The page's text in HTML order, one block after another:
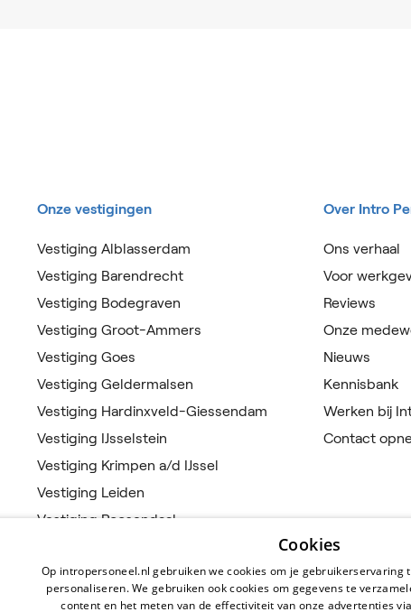
Onze vestigingen
Vestiging Alblasserdam
Vestiging Barendrecht
Vestiging Bodegraven
Vestiging Groot-Ammers
Vestiging Goes
Vestiging Geldermalsen
Vestiging Hardinxveld-Giessendam
Vestiging IJsselstein
Vestiging Krimpen a/d IJssel
Vestiging Leiden
Vestiging Roosendaal
Vestiging Sfântu Gheorghe, Roemenië
Over Intro
Ons verhaal
Voor
Reviews
Onze
Nieuws
Kennisbank
Werken bij
Contact
Cookies
Op intropersoneel.nl gebruiken we cookies om je gebruikerservaring
personaliseren. We gebruiken ook cookies om gegevens te
content en het meten van de effectiviteit van onze advertenties